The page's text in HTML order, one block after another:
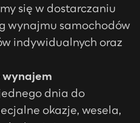
się w dostarczaniu
wynajmu samochodów
indywidualnych oraz
wynajem
dnia do
okazje, wesela,